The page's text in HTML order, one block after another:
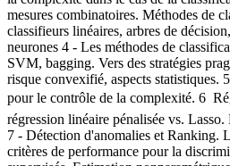
mesures combinatoires. Méthodes de
classifieurs linéaires, arbres de
neurones 4 - Les méthodes de
SVM, bagging. Vers des stratégies
risque convexifié, aspects statistiques.
pour le contrôle de la complexité. 6 
régression linéaire pénalisée vs.
7 - Détection d'anomalies et Ranking.
critères de performance pour la